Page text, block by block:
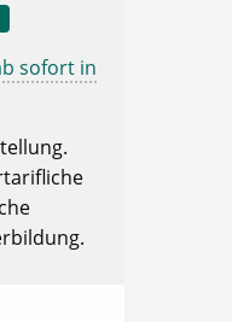
sofort in